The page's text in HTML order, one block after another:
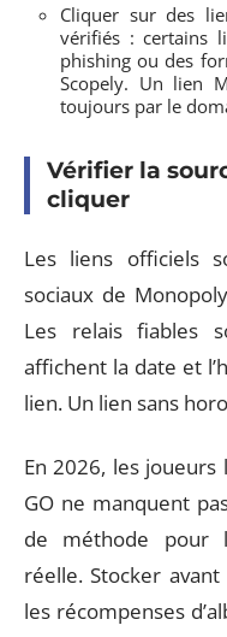
Cliquer sur des
vérifiés : certains
phishing ou des
Scopely. Un lien
toujours par le
Vérifier la
cliquer
Les liens officiels
sociaux de
Les relais fiables
affichent la date et
lien. Un lien sans
En 2026, les
GO ne manquent
de méthode pour
réelle. Stocker
les récompenses